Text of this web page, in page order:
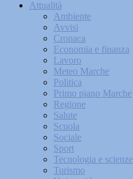
Attualità
Ambiente
Avvisi
Cronaca
Economia e finanza
Lavoro
Meteo Marche
Politica
Primo piano Marche
Regione
Salute
Scuola
Sociale
Sport
Tecnologia e scienze
Turismo